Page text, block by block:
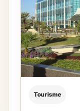
Tourisme